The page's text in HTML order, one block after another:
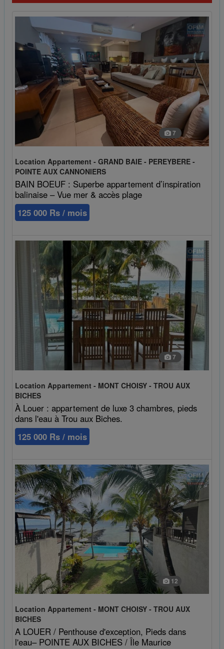
7
Location Appartement - GRAND BAIE - PEREYBERE -
POINTE AUX CANNONIERS
BAIN BOEUF : Superbe appartement d’inspiration
balinaise – Vue mer & accès plage
125 000 Rs / mois
7
Location Appartement - MONT CHOISY - TROU AUX
BICHES
À Louer : appartement de luxe 3 chambres, pieds
dans l'eau à Trou aux Biches.
125 000 Rs / mois
12
Location Appartement - MONT CHOISY - TROU AUX
BICHES
A LOUER / Penthouse d'exception, Pieds dans
l'eau– POINTE AUX BICHES / Île Maurice